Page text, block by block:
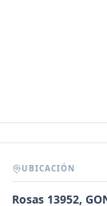
METALÚRGICAS
UBICACIÓN
Rosas 13952,